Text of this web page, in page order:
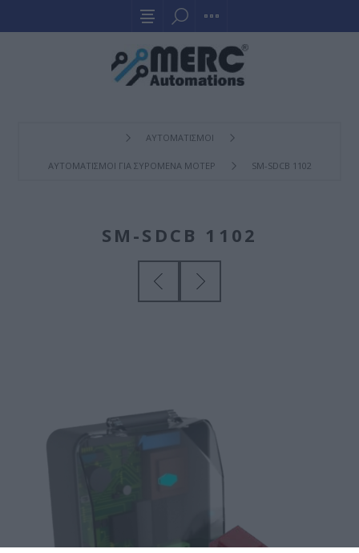
ΑΥΤΟΜΑΤΙΣΜΟΙ
ΑΥΤΟΜΑΤΙΣΜΟΙ ΓΙΑ ΣΥΡΟΜΕΝΑ ΜΟΤΕΡ SM-SDCB 1102
SM-SDCB 1102